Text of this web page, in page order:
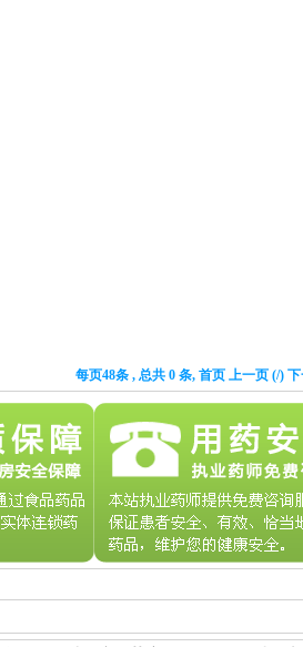
每页48条 , 总共 0 条, 首页 上一页 (/)